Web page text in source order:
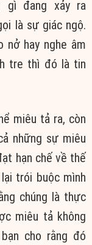
gì đang xảy ra
là sự giác ngộ.
nở hay nghe âm
tre thì đó là tin
miêu tả ra, còn
những sự miêu
hạn chế về thế
trói buộc mình
chúng là thực
miêu tả không
cho rằng đó